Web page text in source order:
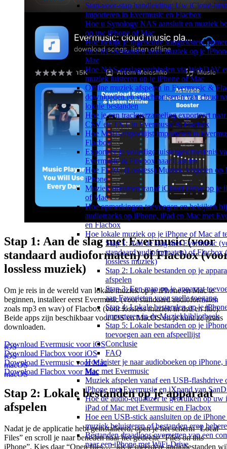
Stap-voor-stap handleiding: Uw iCloud-
importeren in Evermusic en Flacbox
Hoe u Synology NAS aansluit en muziek
op uw iPhone of Mac
Hoe bekijk je ingebedde songteksten,
en LRC-bestanden voor muziek op je
Mac
Hoe NAS-opslag verbinden via WebDAV
muziek luisteren op je iPhone of Mac
Offline muziek afspelen in Evermusic &
downloaden en synchroniseren van cloud
lokale bestanden
Hoe je een trackverzameling exporteert
CSV en TXT in Evermusic & Flacbox
Hoe M3U-afspeellijst importeren in
Flacbox
Exporteer je volledige luistergeschiedenis
Evermusic & Flacbox naar Last.fm
Hoe FLAC (Lossless) Muziek Afspelen op
iPhone
Muziek streamen vanaf iCloud Drive op je
of Mac
Hoe opmerkingen toevoegen en bekijken
audiotracks op iPhone, iPad en Mac met
en Flacbox
Hoe lokale muziek op je iPhone of Mac af
Stap 1: Aan de slag met Evermusic
standaard audioformaten) of Flacbox
lossless muziek)
Stap 2: Lokale bestanden op je
afspelen
Stap 3: Een map op je apparaat
aan Favorieten voor snelle toegang
Stap 4: Lokale bestanden op je
importeren in de Muziekbibliotheek
Stap 5: Lokale bestanden op je
toevoegen aan een afspeellijst
Conclusie
FAQ
Hoe luister je naar audioboeken op iPhone,
Mac met Evermusic
Muziek afspelen vanaf een USB-flashdrive
iPhone met Evermusic en iXpand van
Hoe de audio-equalizer te gebruiken op uw
iPad of Mac met Evermusic en Flacbox
Hoe een USB-stick aansluiten op de iPhone
muziek beluisteren of bestanden erop
Bestanden draadloos overzetten van een
naar een iPhone met WiFi-Drive
Stap 1: Aan de slag met Evermusic (voor
standaard audioformaten) of Flacbox
lossless muziek)
Om je reis in de wereld van lokale muziek op je iPhone en Mac te
beginnen, installeer eerst Evermusic (voor standaard audioformaten
zoals mp3 en wav) of Flacbox (voor lossless muziek in dsd en flac).
Beide apps zijn beschikbaar voor iOS en MacOS en je kunt ze gratis
downloaden.
Download Evermusic voor iOS
iOS
Download Flacbox voor iOS
iOS
Download Evermusic voor Mac
macOS
Download Flacbox voor Mac
macOS
Stap 2: Lokale bestanden op je apparaat
afspelen
Nadat je de applicatie hebt geinstalleerd, open je het scherm “Local
Files” en scroll je naar beneden naar het gedeelte “Files on this
iPhone”. Kies daar “Open files…” als je meerdere audiobestanden